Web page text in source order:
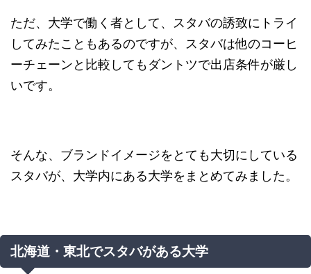
ただ、大学で働く者として、スタバの誘致にトライ
してみたこともあるのですが、スタバは他のコーヒ
ーチェーンと比較してもダントツで出店条件が厳し
いです。
そんな、ブランドイメージをとても大切にしている
スタバが、大学内にある大学をまとめてみました。
北海道・東北でスタバがある大学